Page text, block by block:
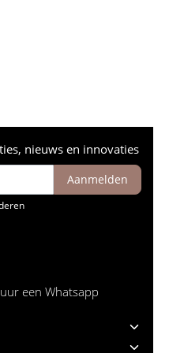
nieuws en innovaties
Aanmelden
een Whatsapp